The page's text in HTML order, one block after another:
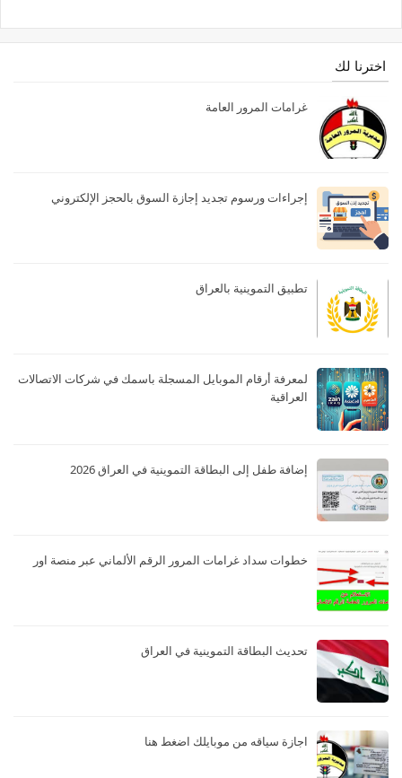
اخترنا لك
غرامات المرور العامة
إجراءات ورسوم تجديد إجازة السوق بالحجز الإلكتروني
تطبيق التموينية بالعراق
لمعرفة أرقام الموبايل المسجلة باسمك في شركات الاتصالات
العراقية
إضافة طفل إلى البطاقة التموينية في العراق 2026
خطوات سداد غرامات المرور الرقم الألماني عبر منصة اور
تحديث البطاقة التموينية في العراق
اجازة سياقه من موبايلك اضغط هنا